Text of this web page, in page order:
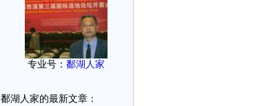
专业号： 鄱湖人家
鄱湖人家的最新文章：